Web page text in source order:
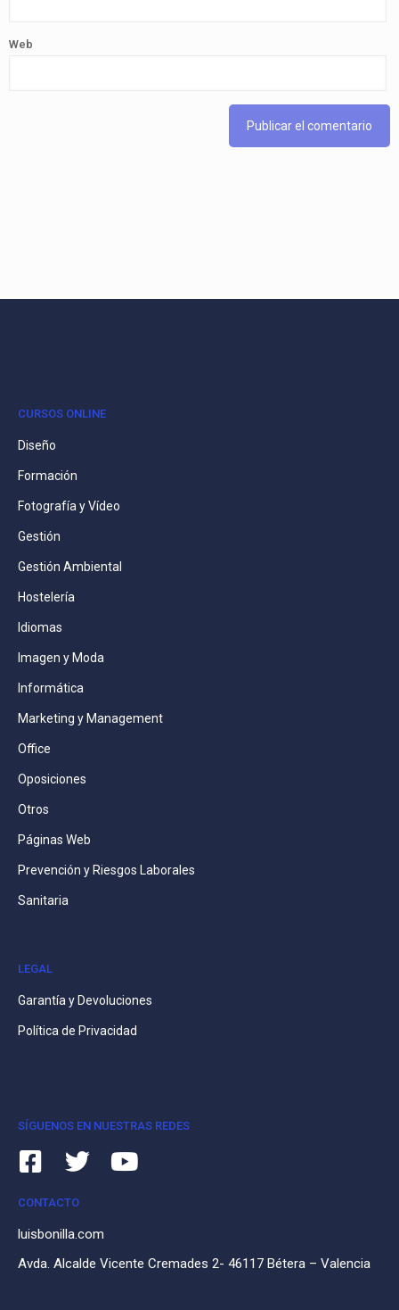
Web
CURSOS ONLINE
Diseño
Formación
Fotografía y Vídeo
Gestión
Gestión Ambiental
Hostelería
Idiomas
Imagen y Moda
Informática
Marketing y Management
Office
Oposiciones
Otros
Páginas Web
Prevención y Riesgos Laborales
Sanitaria
LEGAL
Garantía y Devoluciones
Política de Privacidad
SÍGUENOS EN NUESTRAS REDES
CONTACTO
luisbonilla.com
Avda. Alcalde Vicente Cremades 2- 46117 Bétera – Valencia